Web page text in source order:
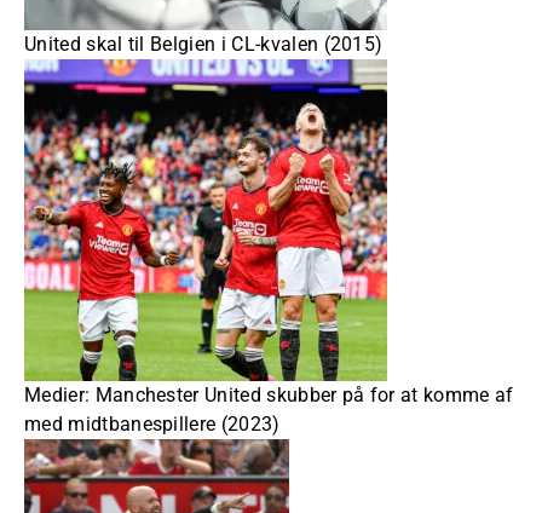
United skal til Belgien i CL-kvalen (2015)
Medier: Manchester United skubber på for at komme af
med midtbanespillere (2023)